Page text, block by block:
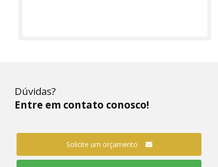
Dúvidas?
Entre em contato conosco!
Solicite um orçamento